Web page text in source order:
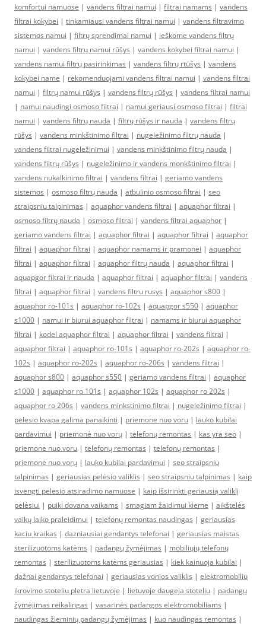
komfortui namuose | vandens filtrai namui | filtrai namams | vandens
filtrai kokybei | tinkamiausi vandens filtrai namui | vandens filtravimo
sistemos namui | filtrų sprendimai namui | ieškome vandens filtrų
namui | vandens filtrų namui rūšys | vandens kokybei filtrai namui |
vandens namui filtrų pasirinkimas | vandens filtrų rtūšys | vandens
kokybei name | rekomenduojami vandens filtrai namui | vandens filtrai
namui | filtrų namui rūšys | vandens filtrų rūšys | vandens filtrai namui
| namui naudingi osmoso filtrai | namui geriausi osmoso filtrai | filtrai
namui | vandens filtrų nauda | filtrų rūšys ir nauda | vandens filtrų
rūšys | vandens minkštinimo filtrai | nugeležinimo filtrų nauda |
vandens filtrai nugeležinimui | vandens minkštinimo filtrų nauda |
vandens filtrų rūšys | nugeležinimo ir vandens monkštinimo filtrai |
vandens nukalkinimo filtrai | vandens filtrai | geriamo vandens
sistemos | osmoso filtrų nauda | atbulinio osmoso filtrai | seo
straipsniu talpinimas | aquaphor vandens filtrai | aquaphor filtrai |
osmoso filtrų nauda | osmoso filtrai | vandens filtrai aquaphor |
geriamo vandens filtrai | aquaphor filtrai | aquaphor filtrai | aquaphor
filtrai | aquaphor filtrai | aquaphor namams ir pramonei | aquaphor
filtrai | aquaphor filtrai | aquaphor filtrų nauda | aquaphor filtrai |
aquapgor filtrai ir nauda | aquaphor filtrai | aquaphor filtrai | vandens
filtrai | aquaphor filtrai | vandens filtru rusys | aquaphor s800 |
aquaphor ro-101s | aquaphor ro-102s | aquapgor s550 | aquaphor
s1000 | namui ir biurui aquaphor filtrai | namams ir biurui aquaphor
filtrai | kodel aquaphor filtrai | aquaphor filtrai | vandens filtrai |
aquaphor filtrai | aquaphor ro-101s | aquaphor ro-202s | aquaphor ro-
102s | aquaphor ro-202s | aquaphor ro-206s | vandens filtrai |
aquaphor s800 | aquaphor s550 | geriamo vandens filtrai | aquaphor
s1000 | aquaphor ro 101s | aquaphor 102s | aquaphor ro 202s |
aquaphor ro 206s | vandens minkstinimo filtrai | nugeležinimo filtrai |
pelesio kvapa galima panaikinti | priemone nuo voru | lauko kubilai
pardavimui | priemonė nuo vorų | telefonų remontas | kas yra seo |
priemone nuo voru | telefonų remontas | telefonų remontas |
priemonė nuo vorų | lauko kubilai pardavimui | seo straipsniu
talpinimas | geriausias pelėsio valiklis | seo straipsniu talpinimas | kaip
isvengti pelesio atsiradimo namuose | kaip išsirinkti geriausią valiklį
pelėsiui | puiki dovana vaikams | smagiam žaidimui kieme | aikštelės
vaikų laiko praleidimui | telefonų remontas naudingas | geriausias
kaciu kraikas | dazniausiai gendantys telefonai | geriausias maistas
sterilizuotoms katėms | padangų žymėjimas | mobiliųjų telefonų
remontas | sterilizuotoms katėms geriausias | kiek kainuoja kubilai |
dažnai gendantys telefonai | geriausias vonios valiklis | elektromobiliu
ikrovimo stoteliu pletra lietuvoje | lietuvoje daugeja stoteliu | padangų
žymėjimas reikalingas | vasarinės padangos elektromobiliams |
naudingas žieminių padangų žymėjimas | kuo naudingas remontas |